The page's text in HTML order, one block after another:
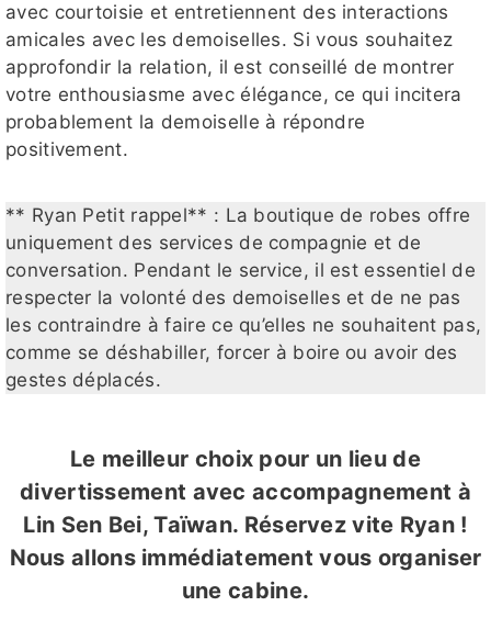
avec courtoisie et entretiennent des interactions
amicales avec les demoiselles. Si vous souhaitez
approfondir la relation, il est conseillé de montrer
votre enthousiasme avec élégance, ce qui incitera
probablement la demoiselle à répondre
positivement.
** Ryan Petit rappel** : La boutique de robes offre
uniquement des services de compagnie et de
conversation. Pendant le service, il est essentiel de
respecter la volonté des demoiselles et de ne pas
les contraindre à faire ce qu’elles ne souhaitent pas,
comme se déshabiller, forcer à boire ou avoir des
gestes déplacés.
Le meilleur choix pour un lieu de
divertissement avec accompagnement à
Lin Sen Bei, Taïwan. Réservez vite Ryan !
Nous allons immédiatement vous organiser
une cabine.